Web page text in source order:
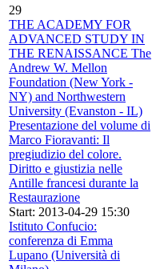
29
THE ACADEMY FOR
ADVANCED STUDY IN
THE RENAISSANCE The
Andrew W. Mellon
Foundation (New York -
NY) and Northwestern
University (Evanston - IL)
Presentazione del volume di
Marco Fioravanti: Il
pregiudizio del colore.
Diritto e giustizia nelle
Antille francesi durante la
Restaurazione
Start: 2013-04-29 15:30
Istituto Confucio:
conferenza di Emma
Lupano (Università di